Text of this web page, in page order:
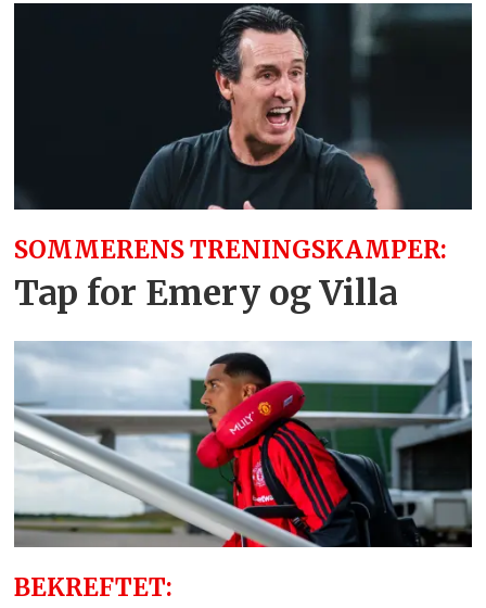
SOMMERENS TRENINGSKAMPER:
Tap for Emery og Villa
BEKREFTET: